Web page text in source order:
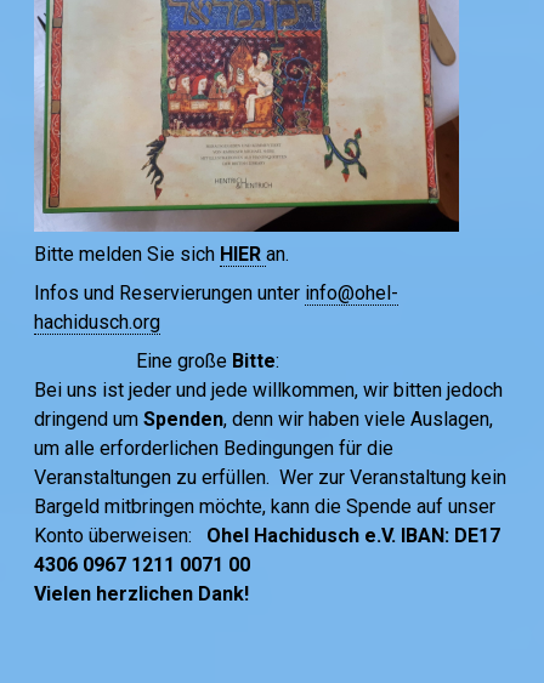
Bitte melden Sie sich HIERan.
Infos und Reservierungen unter info@ohel-
hachidusch.org
Eine große Bitte:
Bei uns ist jeder und jede willkommen, wir bitten jedoch
dringend umSpenden, denn wir haben viele Auslagen,
um alle erforderlichen Bedingungen für die
Veranstaltungen zu erfüllen. Wer zur Veranstaltung kein
Bargeld mitbringen möchte, kann die Spende auf unser
Konto überweisen: Ohel Hachidusch e.V. IBAN: DE17
4306 0967 1211 0071 00
Vielen herzlichen Dank!